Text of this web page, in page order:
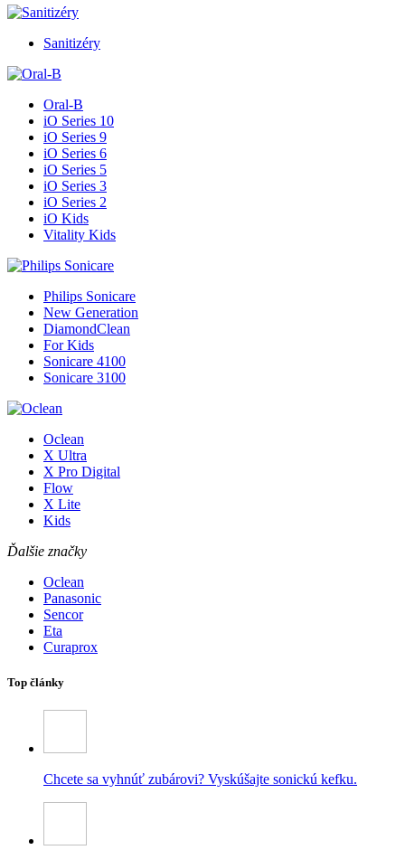
Sanitizéry
Oral-B
iO Series 10
iO Series 9
iO Series 6
iO Series 5
iO Series 3
iO Series 2
iO Kids
Vitality Kids
Philips Sonicare
New Generation
DiamondClean
For Kids
Sonicare 4100
Sonicare 3100
Oclean
X Ultra
X Pro Digital
Flow
X Lite
Kids
Ďalšie značky
Oclean
Panasonic
Sencor
Eta
Curaprox
Top články
Chcete sa vyhnúť zubárovi? Vyskúšajte sonickú kefku.